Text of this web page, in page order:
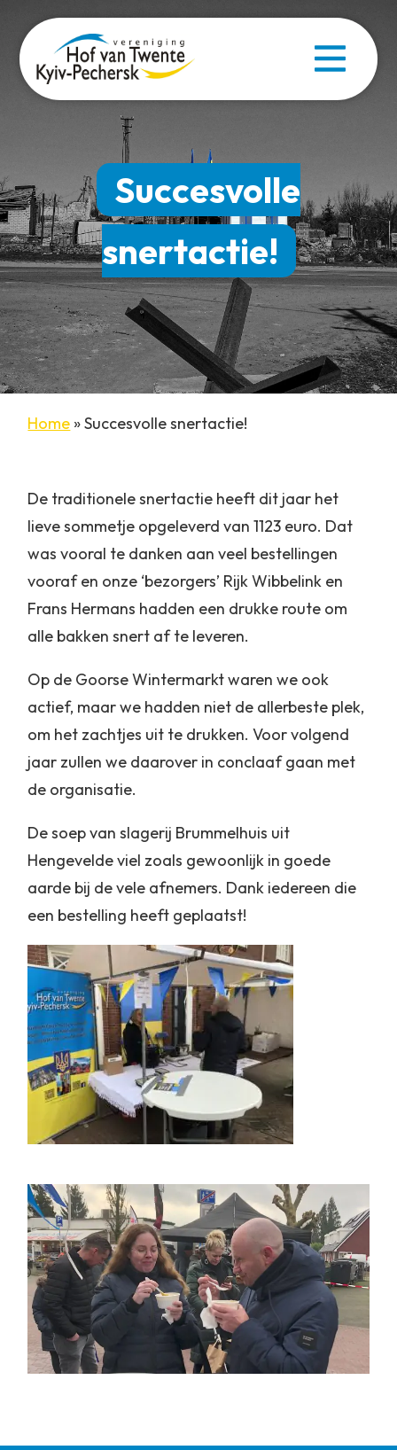
Succesvolle
snertactie!
Home »Succesvolle snertactie!
De traditionele snertactie heeft dit jaar het
lieve sommetje opgeleverd van 1123 euro. Dat
was vooral te danken aan veel bestellingen
vooraf en onze ‘bezorgers’ Rijk Wibbelink en
Frans Hermans hadden een drukke route om
alle bakken snert af te leveren.
Op de Goorse Wintermarkt waren we ook
actief, maar we hadden niet de allerbeste plek,
om het zachtjes uit te drukken. Voor volgend
jaar zullen we daarover in conclaaf gaan met
de organisatie.
De soep van slagerij Brummelhuis uit
Hengevelde viel zoals gewoonlijk in goede
aarde bij de vele afnemers. Dank iedereen die
een bestelling heeft geplaatst!